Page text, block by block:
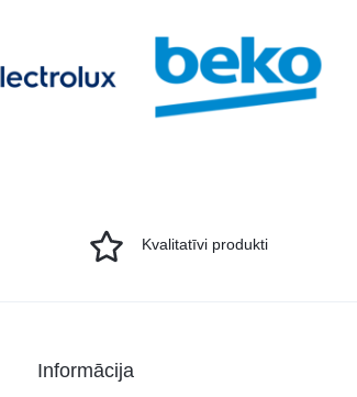
Kvalitatīvi produkti
Informācija